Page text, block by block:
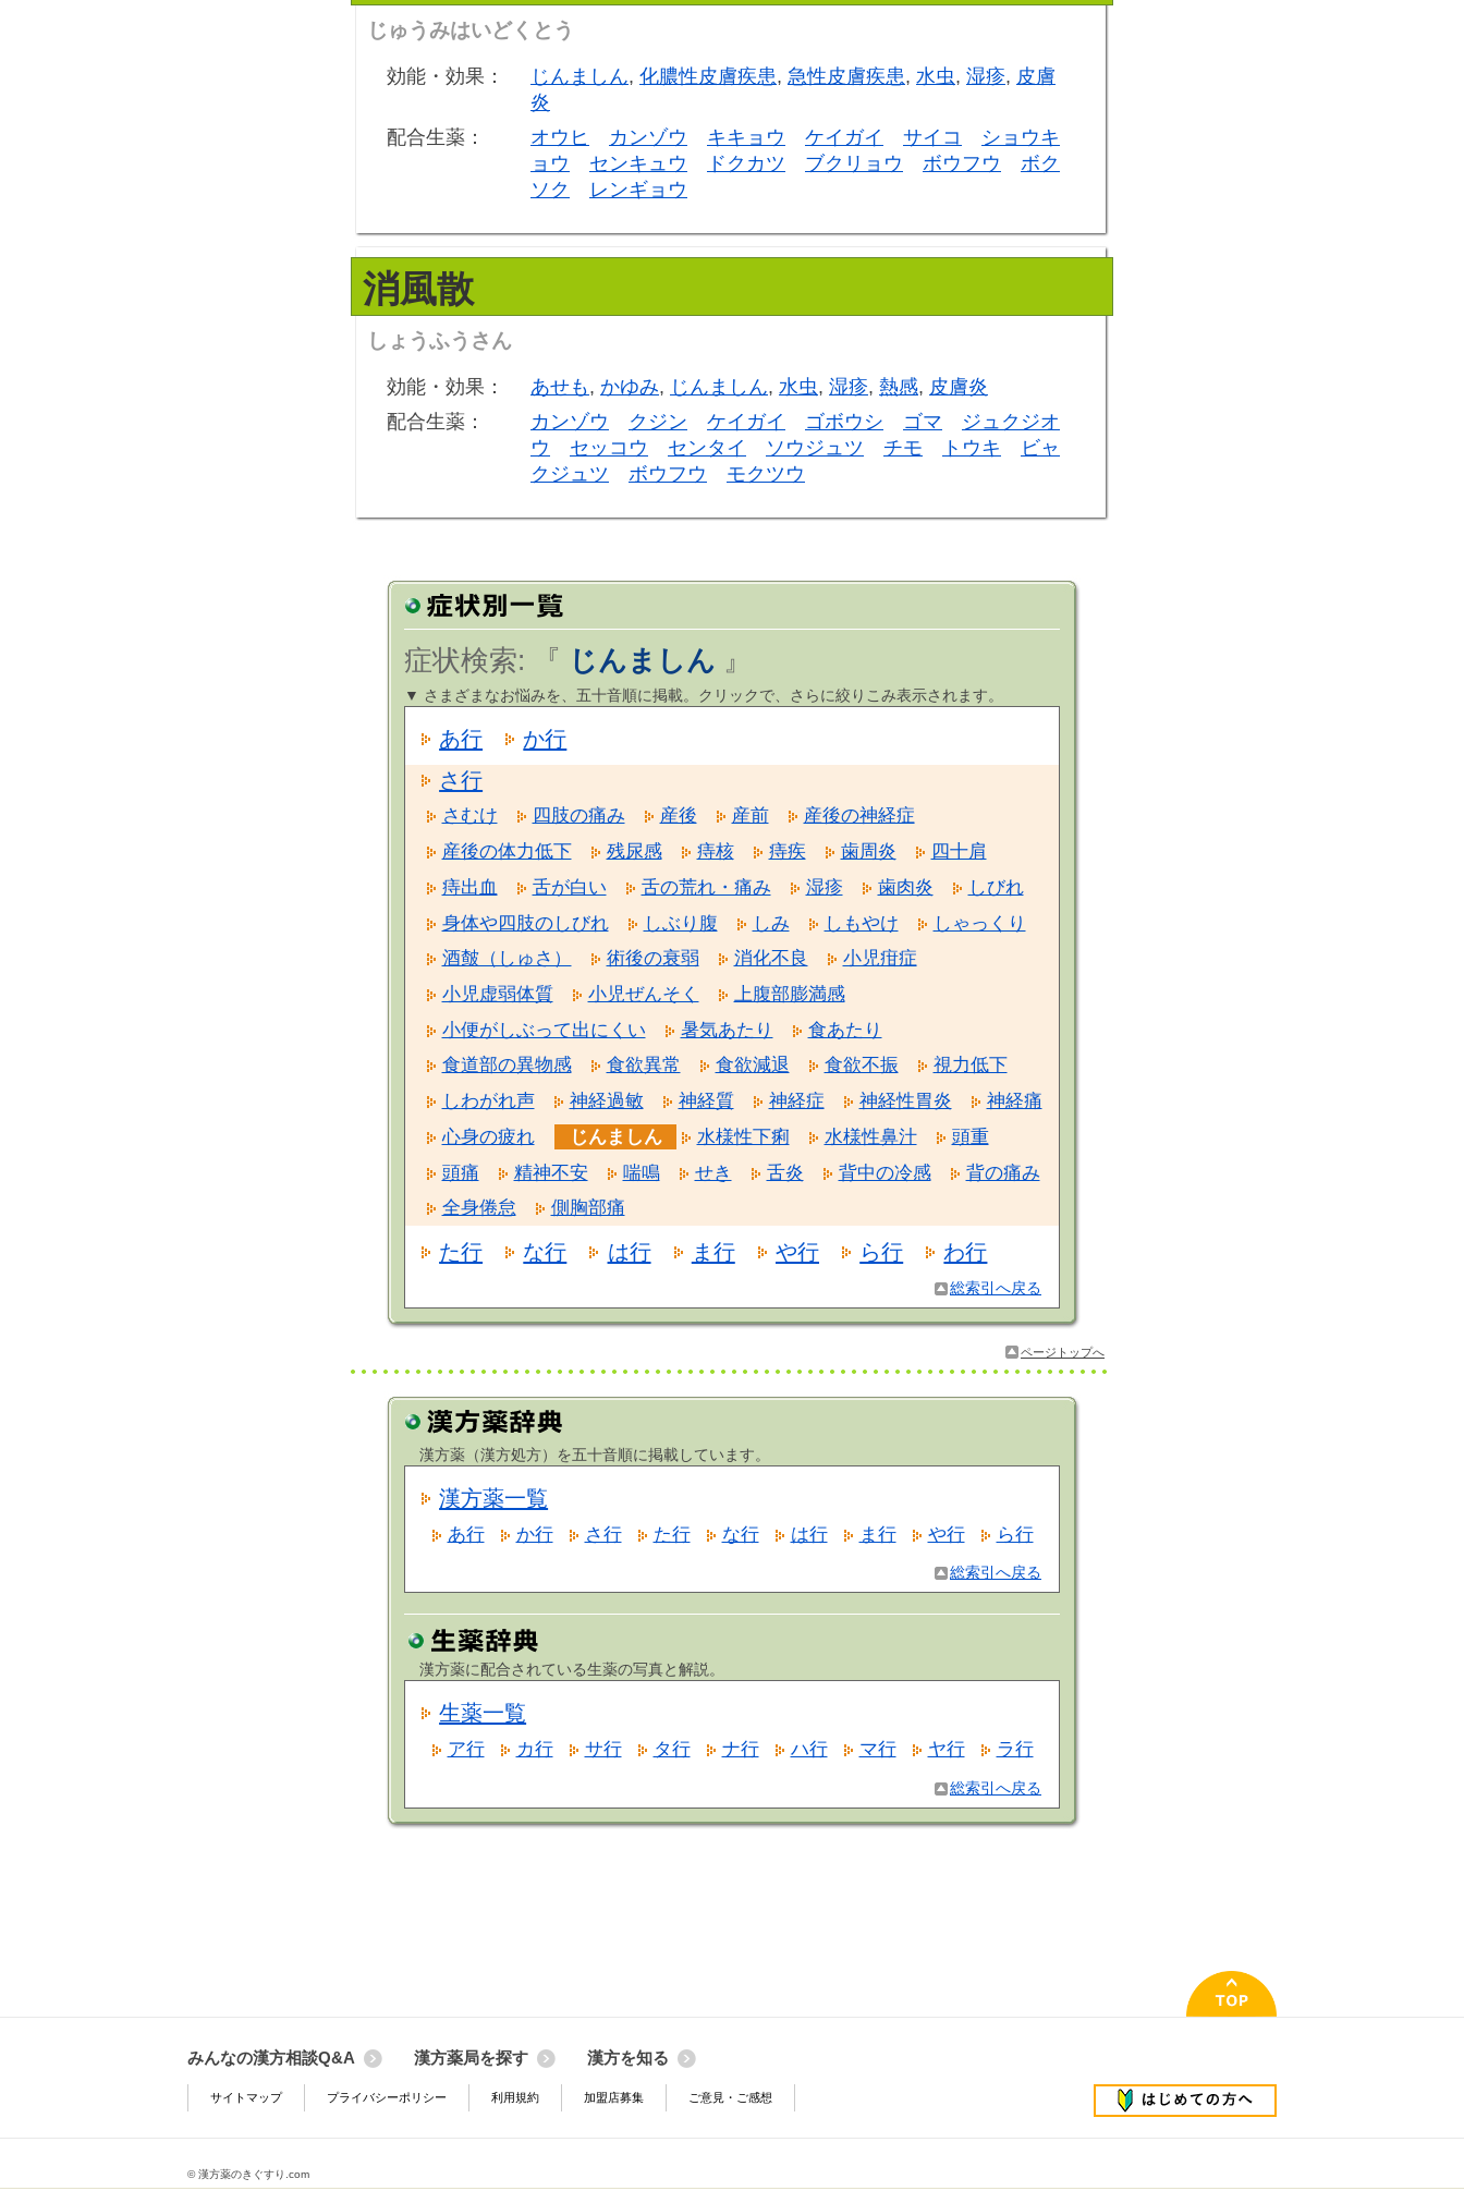
じゅうみはいどくとう
効能・効果： じんましん, 化膿性皮膚疾患, 急性皮膚疾患, 水虫, 湿疹, 皮膚
炎
配合生薬：
オウヒ カンゾウ キキョウ ケイガイ サイコ
ショウキ
ョウ
センキュウ ドクカツ ブクリョウ ボウフウ
ボク
ソク
レンギョウ
消風散
しょうふうさん
効能・効果： あせも, かゆみ, じんましん, 水虫, 湿疹, 熱感, 皮膚炎
配合生薬：
カンゾウ クジン ケイガイ ゴボウシ ゴマ
ジュクジオ
ウ
セッコウ センタイ ソウジュツ チモ トウキ
ビャ
クジュツ
ボウフウ モクツウ
症状検索: 『 じんましん 』
▼ さまざまなお悩みを、五十音順に掲載。クリックで、さらに絞りこみ表示されます。
あ行
か行
さ行
さむけ 四肢の痛み 産後 産前
産後の神経症
産後の体力低下
残尿感 痔核 痔疾 歯周炎
四十肩
痔出血
舌が白い 舌の荒れ・痛み 湿疹 歯肉炎
しびれ
身体や四肢のしびれ
しぶり腹 しみ しもやけ
しゃっくり
酒皶（しゅさ）
術後の衰弱 消化不良
小児疳症
小児虚弱体質
小児ぜんそく
上腹部膨満感
小便がしぶって出にくい
暑気あたり
食あたり
食道部の異物感
食欲異常 食欲減退 食欲不振
視力低下
しわがれ声
神経過敏 神経質 神経症 神経性胃炎
神経痛
心身の疲れ
じんましん 水様性下痢 水様性鼻汁
頭重
頭痛
精神不安 喘鳴 せき 舌炎 背中の冷感
背の痛み
全身倦怠
側胸部痛
た行 な行 は行 ま行 や行 ら行 わ行
総索引へ戻る
ページトップへ
漢方薬（漢方処方）を五十音順に掲載しています。
漢方薬一覧
あ行 か行 さ行 た行 な行 は行 ま行 や行 ら行
総索引へ戻る
漢方薬に配合されている生薬の写真と解説。
生薬一覧
ア行 カ行 サ行 タ行 ナ行 ハ行 マ行 ヤ行 ラ行
総索引へ戻る
みんなの漢方相談Q&A 漢方薬局を探す 漢方を知る
サイトマップ プライバシーポリシー 利用規約 加盟店募集 ご意見・ご感想
© 漢方薬のきぐすり.com